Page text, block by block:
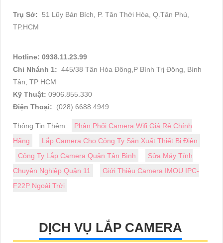
Trụ Sở:
51 Lũy Bán Bích, P. Tân Thới Hòa, Q.Tân Phú,
TP.HCM
Hotline: 0938.11.23.99
Chi Nhánh 1: 445/38 Tân Hòa Đông,P Bình Trị Đông, Bình
Tân, TP HCM
Kỹ Thuật: 0906.855.330
Điện Thoại:
(028) 6688.4949
Thông Tin Thêm:
Phân Phối Camera Wifi Giá Rẻ Chính
Hãng
Lắp Camera Cho Công Ty Sản Xuất Thiết Bị Điện
Công Ty Lắp Camera Quận Tân Bình
Sửa Máy Tính
Chuyên Nghiệp Quận 11
Giới Thiệu Camera IMOU IPC-
F22P Ngoài Trời
DỊCH VỤ LẮP CAMERA